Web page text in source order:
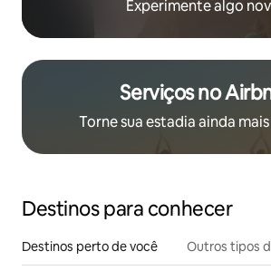
Experimente algo
Serviços no
Torne sua estadia ainda
Destinos para conhecer
Destinos perto de você Outros tipos